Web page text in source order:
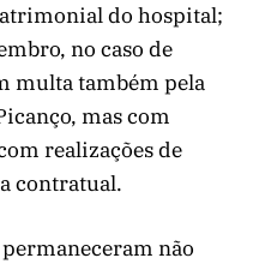
do hospital;
no caso de
multa também pela
mas com
realizações de
contratual.
não